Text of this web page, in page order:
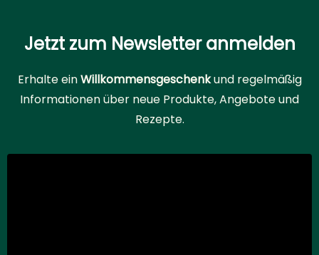
Jetzt zum Newsletter anmelden
Erhalte einWillkommensgeschenkund regelmäßig
Informationen über neue Produkte, Angebote und
Rezepte.